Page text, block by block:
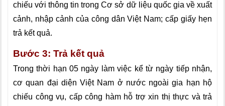
chiếu với thông tin trong Cơ sở dữ liệu quốc gia về xuất
cảnh, nhập cảnh của công dân Việt Nam; cấp giấy hẹn
trả kết quả.
Bước 3: Trả kết quả
Trong thời hạn 05 ngày làm việc kể từ ngày tiếp nhận,
cơ quan đại diện Việt Nam ở nước ngoàigia hạn hộ
chiếu công vụ, cấp công hàm hỗ trợ xin thị thực và trả